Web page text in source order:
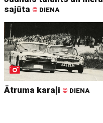
sajūta © DIENA
Ātruma karaļi © DIENA